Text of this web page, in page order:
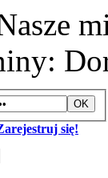
się!